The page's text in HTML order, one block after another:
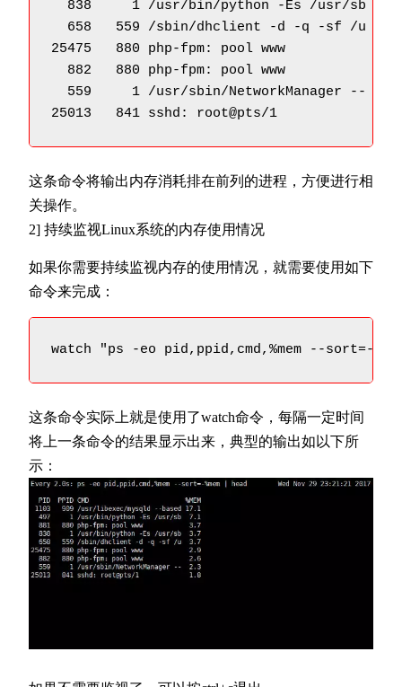
838     1 /usr/bin/python -Es /usr/sb
658   559 /sbin/dhclient -d -q -sf /u
25475   880 php-fpm: pool www
882   880 php-fpm: pool www
559     1 /usr/sbin/NetworkManager --
25013   841 sshd: root@pts/1
这条命令将输出内存消耗排在前列的进程，方便进行相
关操作。
2] 持续监视Linux系统的内存使用情况
如果你需要持续监视内存的使用情况，就需要使用如下
命令来完成：
watch "ps -eo pid,ppid,cmd,%mem --sort=-
这条命令实际上就是使用了watch命令，每隔一定时间
将上一条命令的结果显示出来，典型的输出如以下所
示：